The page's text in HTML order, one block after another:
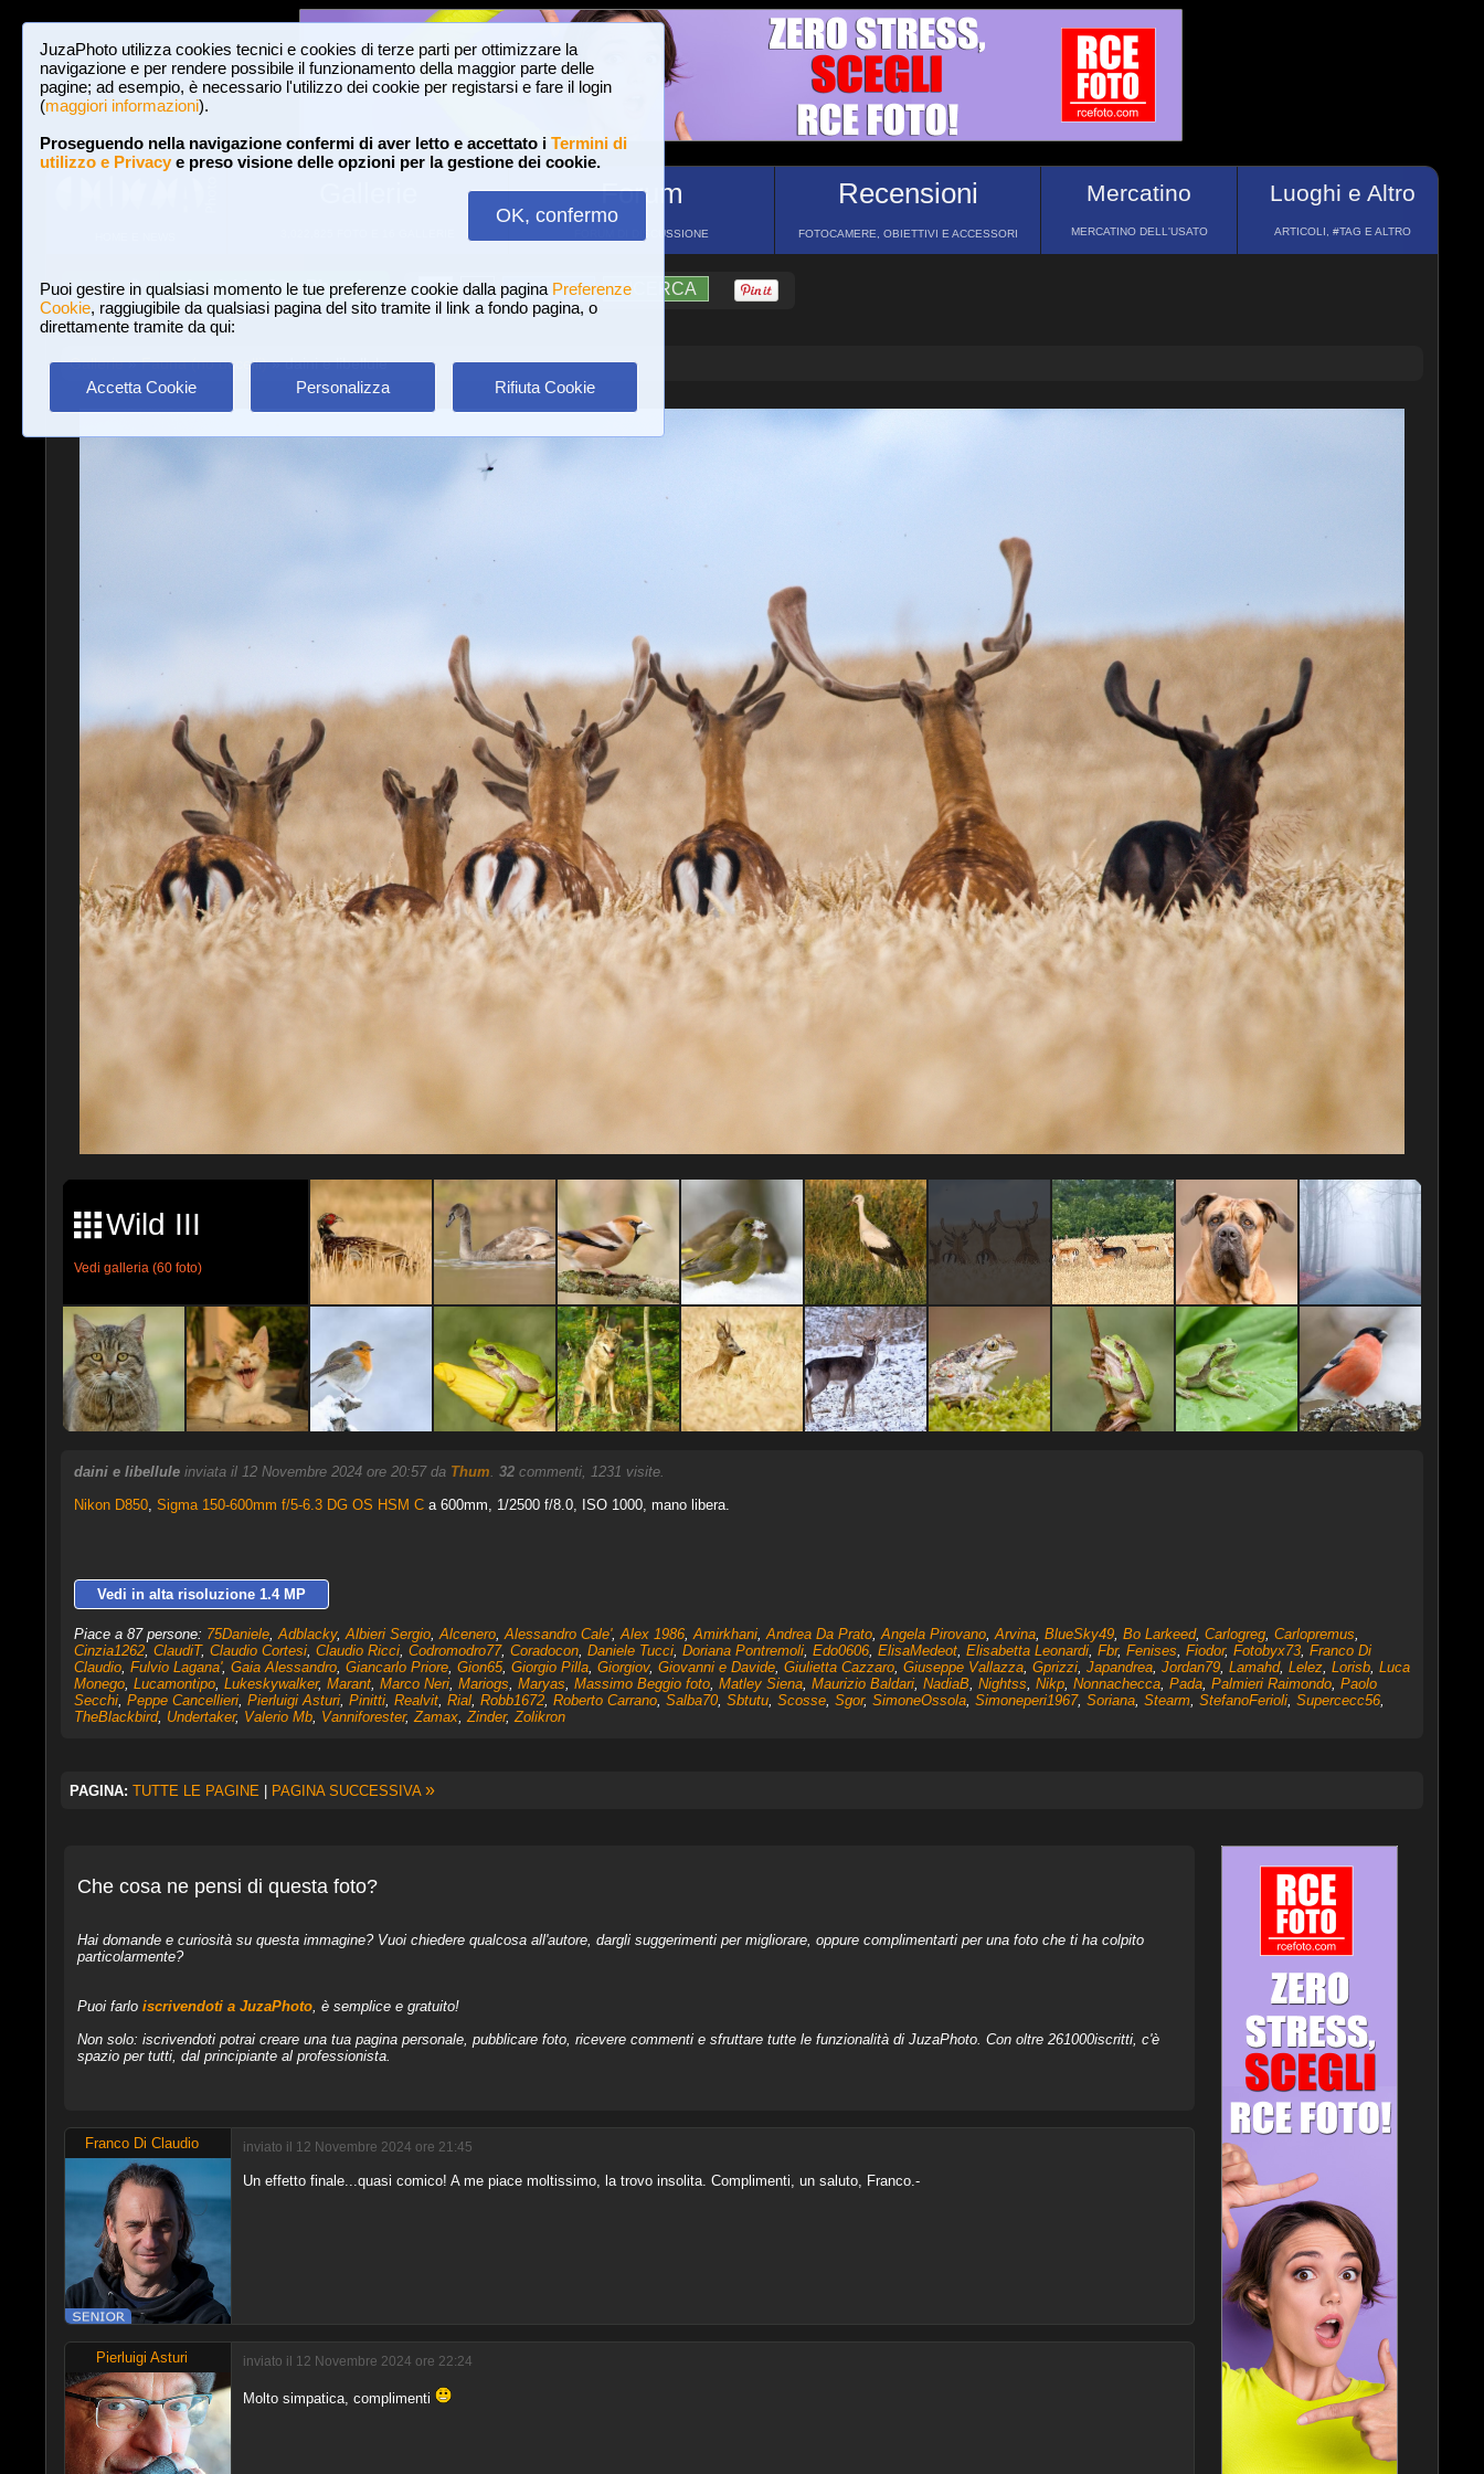
JuzaPhoto utilizza cookies tecnici e cookies di terze parti per ottimizzare la
navigazione e per rendere possibile il funzionamento della maggior parte delle
pagine; ad esempio, è necessario l'utilizzo dei cookie per registarsi e fare il login
(maggiori informazioni).
Proseguendo nella navigazione confermi di aver letto e accettato i Termini di
utilizzo e Privacye preso visione delle opzioni per la gestione dei cookie.
OK, confermo
Puoi gestire in qualsiasi momento le tue preferenze cookie dalla pagina Preferenze
Cookie, raggiugibile da qualsiasi pagina del sito tramite il link a fondo pagina, o
direttamente tramite da qui:
Accetta Cookie Personalizza Rifiuta Cookie
Forum
FORUM DI DISCUSSIONE
Recensioni
FOTOCAMERE, OBIETTIVI E ACCESSORI
Mercatino
MERCATINO DELL'USATO
Luoghi e Altro
ARTICOLI, #TAG E ALTRO
Login Iscriviti a JuzaPhoto! A A ?AIUTO RICERCA
Gallerie»Fauna (no uccelli)» daini e libellule
Wild III
Vedi galleria (60 foto)
daini e libellule inviata il 12 Novembre 2024 ore 20:57 da Thum. 32commenti, 1231 visite.
Nikon D850, Sigma 150-600mm f/5-6.3 DG OS HSM Ca 600mm, 1/2500 f/8.0, ISO 1000, mano libera.
Vedi in alta risoluzione 1.4 MP
Piace a 87 persone: 75Daniele,Adblacky,Albieri Sergio,Alcenero,Alessandro Cale',Alex 1986,Amirkhani,Andrea Da Prato,Angela Pirovano,Arvina, BlueSky49, Bo Larkeed, Carlogreg, Carlopremus,
Cinzia1262, ClaudiT, Claudio Cortesi, Claudio Ricci, Codromodro77, Coradocon, Daniele Tucci, Doriana Pontremoli, Edo0606, ElisaMedeot, Elisabetta Leonardi, Fbr, Fenises, Fiodor, Fotobyx73, Franco Di
Claudio, Fulvio Lagana', Gaia Alessandro, Giancarlo Priore, Gion65, Giorgio Pilla, Giorgiov, Giovanni e Davide, Giulietta Cazzaro, Giuseppe Vallazza, Gprizzi, Japandrea, Jordan79, Lamahd, Lelez, Lorisb, Luca
Monego, Lucamontipo, Lukeskywalker, Marant, Marco Neri, Mariogs, Maryas, Massimo Beggio foto, Matley Siena, Maurizio Baldari, NadiaB, Nightss, Nikp, Nonnachecca, Pada, Palmieri Raimondo, Paolo
Secchi, Peppe Cancellieri, Pierluigi Asturi, Pinitti, Realvit, Rial, Robb1672, Roberto Carrano, Salba70, Sbtutu, Scosse, Sgor, SimoneOssola, Simoneperi1967, Soriana, Stearm, StefanoFerioli, Supercecc56,
TheBlackbird, Undertaker, Valerio Mb, Vanniforester,Zamax,Zinder,Zolikron
PAGINA: TUTTE LE PAGINE PAGINA SUCCESSIVA »
Che cosa ne pensi di questa foto?
Hai domande e curiosità su questa immagine? Vuoi chiedere qualcosa all'autore, dargli suggerimenti per migliorare, oppure complimentarti per una foto che ti ha colpito
particolarmente?
Puoi farlo iscrivendoti a JuzaPhoto, è semplice e gratuito!
Non solo: iscrivendoti potrai creare una tua pagina personale, pubblicare foto, ricevere commenti e sfruttare tutte le funzionalità di JuzaPhoto. Con oltre 261000iscritti, c'è
spazio per tutti, dal principiante al professionista.
Franco Di Claudio inviato il 12 Novembre 2024 ore 21:45
Un effetto finale...quasi comico! A me piace moltissimo, la trovo insolita. Complimenti, un saluto, Franco.-
Pierluigi Asturi inviato il 12 Novembre 2024 ore 22:24
Molto simpatica, complimenti